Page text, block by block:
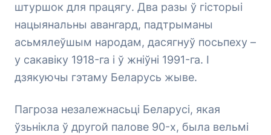
штуршок для працягу. Два разы ў гісторыі
нацыянальны авангард, падтрыманы
асьмялеўшым народам, дасягнуў посьпеху –
у сакавіку 1918-га і ў жніўні 1991-га. І
дзякуючы гэтаму Беларусь жыве.
Пагроза незалежнасьці Беларусі, якая
ўзьнікла ў другой палове 90-х, была вельмі